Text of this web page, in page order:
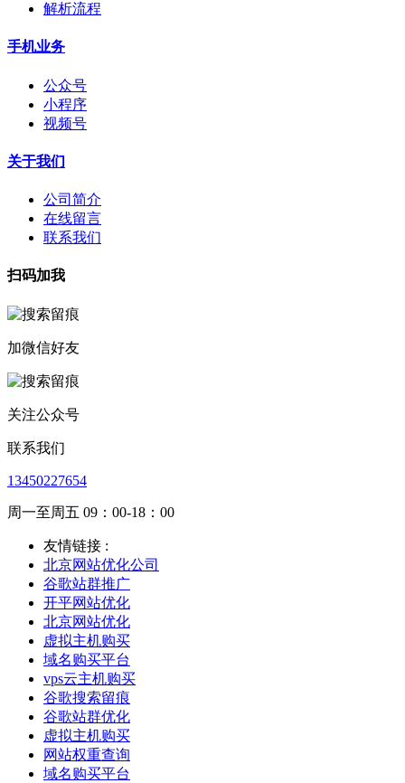
解析流程
手机业务
公众号
小程序
视频号
关于我们
公司简介
在线留言
联系我们
扫码加我
加微信好友
关注公众号
联系我们
13450227654
周一至周五 09：00-18：00
友情链接 :
北京网站优化公司
谷歌站群推广
开平网站优化
北京网站优化
虚拟主机购买
域名购买平台
vps云主机购买
谷歌搜索留痕
谷歌站群优化
虚拟主机购买
网站权重查询
域名购买平台